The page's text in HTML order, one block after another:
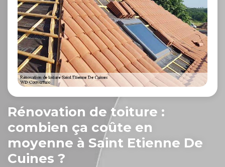
Rénovation de toiture :
combien ça coûte en
moyenne à Saint Etienne De
Cuines ?